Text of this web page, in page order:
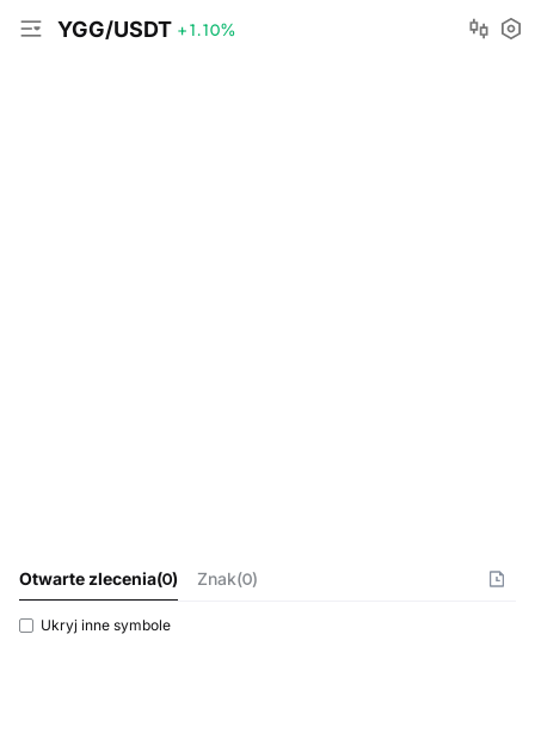
YGG/USDT +1.10%
Otwarte zlecenia(0) Znak(0)
Ukryj inne symbole